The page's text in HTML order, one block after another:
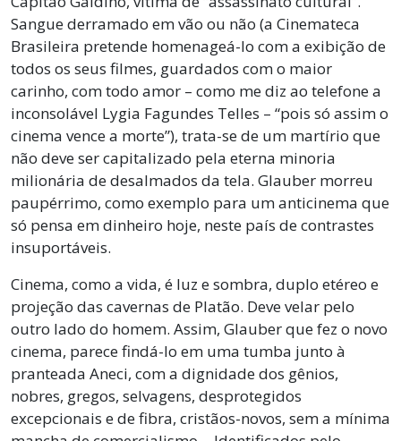
Sangue derramado em vão ou não (a Cinemateca
Brasileira pretende homenageá-lo com a exibição de
todos os seus filmes, guardados com o maior
carinho, com todo amor – como me diz ao telefone a
inconsolável Lygia Fagundes Telles – “pois só assim o
cinema vence a morte”), trata-se de um martírio que
não deve ser capitalizado pela eterna minoria
milionária de desalmados da tela. Glauber morreu
paupérrimo, como exemplo para um anticinema que
só pensa em dinheiro hoje, neste país de contrastes
insuportáveis.
Cinema, como a vida, é luz e sombra, duplo etéreo e
projeção das cavernas de Platão. Deve velar pelo
outro lado do homem. Assim, Glauber que fez o novo
cinema, parece findá-lo em uma tumba junto à
pranteada Aneci, com a dignidade dos gênios,
nobres, gregos, selvagens, desprotegidos
excepcionais e de fibra, cristãos-novos, sem a mínima